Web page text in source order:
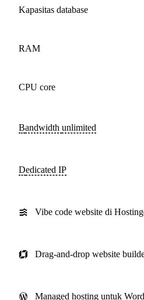
Kapasitas database
RAM
CPU core
Bandwidth unlimited
Dedicated IP
Vibe code website di
Drag-and-drop website
Managed hosting untuk